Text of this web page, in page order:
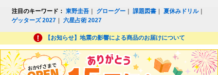
注目のキーワード： 東野圭吾 グローグー ｜課題図書 ｜夏休みドリル｜
ゲッターズ 2027 ｜六星占術 2027
【お知らせ】地震の影響による商品のお届けについて